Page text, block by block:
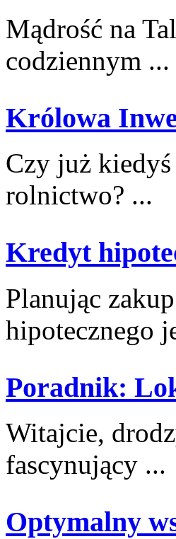
Mądrość na
codziennym ...
Królowa
Czy⁣ już kiedyś
rolnictwo? ...
Kredyt
Planując
hipotecznego
Poradnik:
Witajcie,⁣
fascynujący ...
Optymalny